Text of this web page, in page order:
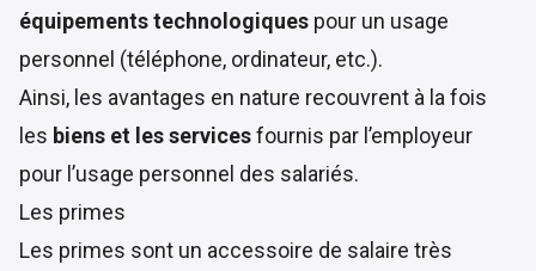
équipements technologiques pour un usage
personnel (téléphone, ordinateur, etc.).
Ainsi, les avantages en nature recouvrent à la fois
les biens et les servicesfournis par l’employeur
pour l’usage personnel des salariés.
Les primes
Les primes sont un accessoire de salaire très